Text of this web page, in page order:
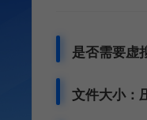
是否需要虚
文件大小：